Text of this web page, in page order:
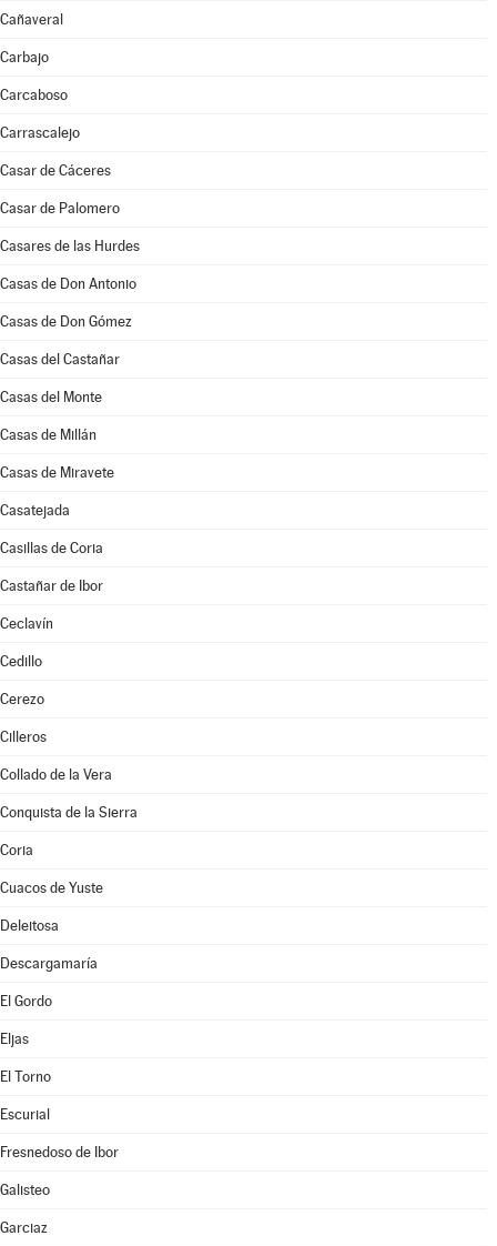
Cañaveral
Carbajo
Carcaboso
Carrascalejo
Casar de Cáceres
Casar de Palomero
Casares de las Hurdes
Casas de Don Antonio
Casas de Don Gómez
Casas del Castañar
Casas del Monte
Casas de Millán
Casas de Miravete
Casatejada
Casillas de Coria
Castañar de Ibor
Ceclavín
Cedillo
Cerezo
Cilleros
Collado de la Vera
Conquista de la Sierra
Coria
Cuacos de Yuste
Deleitosa
Descargamaría
El Gordo
Eljas
El Torno
Escurial
Fresnedoso de Ibor
Galisteo
Garciaz